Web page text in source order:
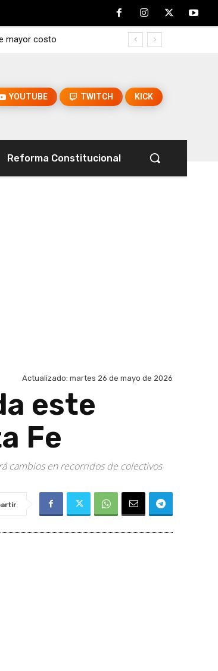
mayor costo
YOUTUBE TWITCH KICK
Reforma Constitucional
Actualizado: martes 26 de mayo de 2026
este
Fe
cambios en recorridos de colectivos